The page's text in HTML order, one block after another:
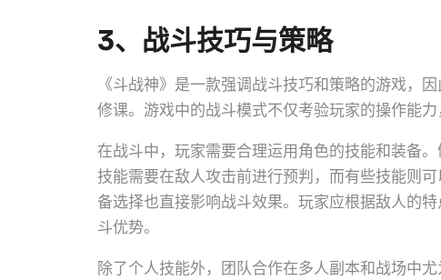
3、战斗技巧与策略
《斗战神》是一款强调战斗技巧和策略的游戏，
修课。游戏中的战斗模式不仅考验玩家的操作能力
在战斗中，玩家需要合理运用角色的技能和装备
技能需要在敌人攻击前进行预判，而有些技能则
备选择也直接影响战斗效果。玩家应根据敌人的
斗优势。
除了个人技能外，团队合作在多人副本和战场中